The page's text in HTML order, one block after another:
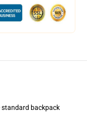
standard backpack